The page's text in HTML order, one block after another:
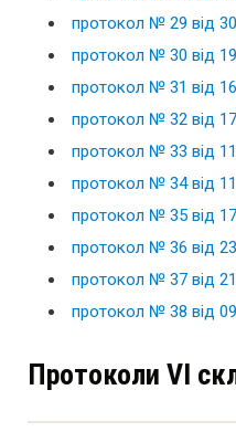
протокол № 29 від
протокол № 30 від
протокол № 31 від
протокол № 32 від
протокол № 33 від
протокол № 34 від
протокол № 35 від
протокол № 36 від
протокол № 37 від
протокол № 38 від
Протоколи VІ